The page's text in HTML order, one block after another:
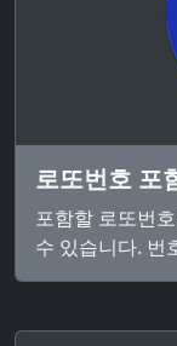
로또번호 포
포함할 로또번
수 있습니다. 번